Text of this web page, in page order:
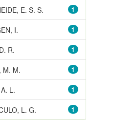
1
E. S. S.
1
I.
1
R.
1
M. M.
1
L.
1
L. G.